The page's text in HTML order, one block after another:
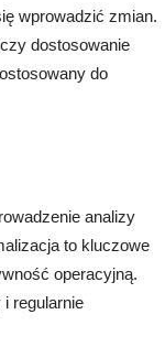
wprowadzić zmian.
dostosowanie
do
analizy
to kluczowe
operacyjną.
regularnie